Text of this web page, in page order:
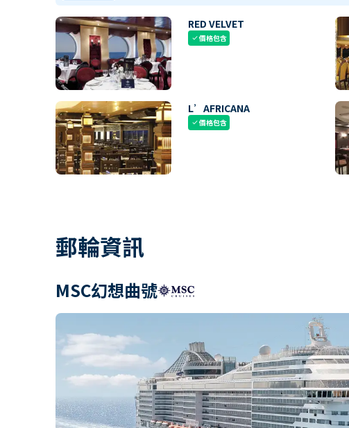
RED VELVET
check價格包含
L’AFRICANA
check價格包含
郵輪資訊
MSC幻想曲號